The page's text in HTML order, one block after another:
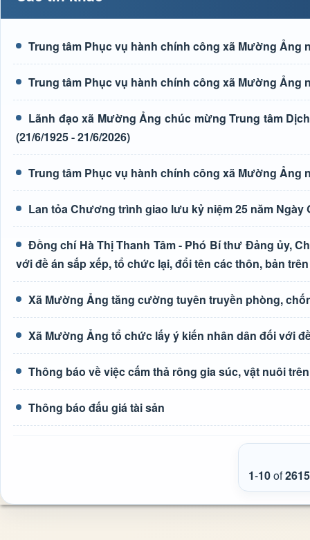
Trung tâm Phục vụ hành chính công xã Mường Ảng
Trung tâm Phục vụ hành chính công xã Mường Ảng
Lãnh đạo xã Mường Ảng chúc mừng Trung tâm
(21/6/1925 - 21/6/2026)
Trung tâm Phục vụ hành chính công xã Mường Ảng
Lan tỏa Chương trình giao lưu kỷ niệm 25 năm Ngày
Đồng chí Hà Thị Thanh Tâm - Phó Bí thư Đảng ủy,
với đề án sắp xếp, tổ chức lại, đổi tên các thôn, bản
Xã Mường Ảng tăng cường tuyên truyền phòng,
Xã Mường Ảng tổ chức lấy ý kiến nhân dân đối với
Thông báo về việc cấm thả rông gia súc, vật nuôi
Thông báo đấu giá tài sản
1-10of2615